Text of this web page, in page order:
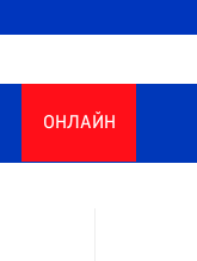
ОНЛАЙН